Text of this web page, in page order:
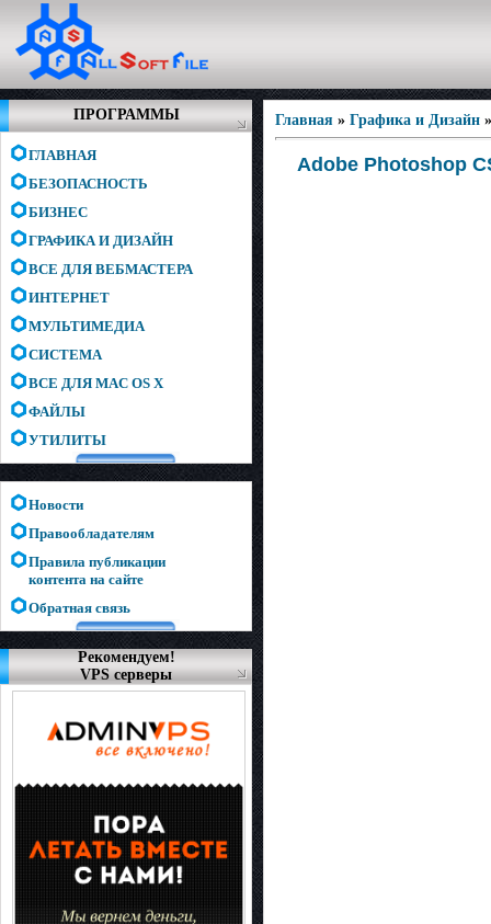
ПРОГРАММЫ
ГЛАВНАЯ
БЕЗОПАСНОСТЬ
БИЗНЕС
ГРАФИКА И ДИЗАЙН
ВСЕ ДЛЯ ВЕБМАСТЕРА
ИНТЕРНЕТ
МУЛЬТИМЕДИА
СИСТЕМА
ВСЕ ДЛЯ MAC OS X
ФАЙЛЫ
УТИЛИТЫ
Новости
Правообладателям
Правила публикации
контента на сайте
Обратная связь
Рекомендуем!
VPS серверы
Главная » Графика и Дизайн
Adobe Photoshop